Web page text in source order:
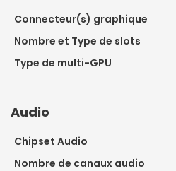
Connecteur(s) graphique
Nombre et Type de slots
Type de multi-GPU
Audio
Chipset Audio
Nombre de canaux audio